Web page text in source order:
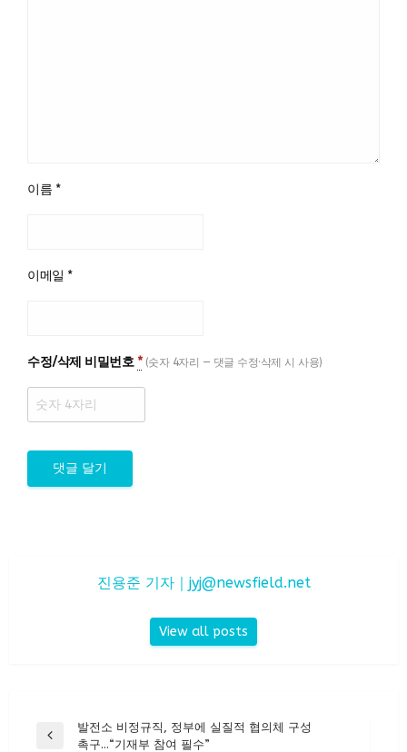
이름 *
이메일 *
수정/삭제 비밀번호 * (숫자 4자리 — 댓글 수정·삭제 시 사용)
진용준 기자｜ jyj@newsfield.net
View all posts
글
Previous
발전소 비정규직, 정부에 실질적 협의체 구성
촉구…“기재부 참여 필수”